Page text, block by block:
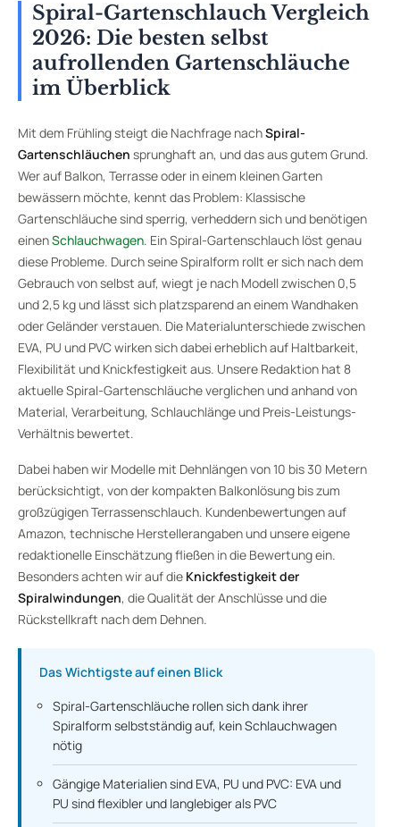
Spiral-Gartenschlauch Vergleich
2026: Die besten selbst
aufrollenden Gartenschläuche
im Überblick
Mit dem Frühling steigt die Nachfrage nachSpiral-
Gartenschläuchen sprunghaft an, und das aus gutem Grund.
Wer auf Balkon, Terrasse oder in einem kleinen Garten
bewässern möchte, kennt das Problem: Klassische
Gartenschläuche sind sperrig, verheddern sich und benötigen
einenSchlauchwagen. Ein Spiral-Gartenschlauch löst genau
diese Probleme. Durch seine Spiralform rollt er sich nach dem
Gebrauch von selbst auf, wiegt je nach Modell zwischen 0,5
und 2,5 kg und lässt sich platzsparend an einem Wandhaken
oder Geländer verstauen. Die Materialunterschiede zwischen
EVA, PU und PVC wirken sich dabei erheblich auf Haltbarkeit,
Flexibilität und Knickfestigkeit aus. Unsere Redaktion hat 8
aktuelle Spiral-Gartenschläuche verglichen und anhand von
Material, Verarbeitung, Schlauchlänge und Preis-Leistungs-
Verhältnis bewertet.
Dabei haben wir Modelle mit Dehnlängen von 10 bis 30 Metern
berücksichtigt, von der kompakten Balkonlösung bis zum
großzügigen Terrassenschlauch. Kundenbewertungen auf
Amazon, technische Herstellerangaben und unsere eigene
redaktionelle Einschätzung fließen in die Bewertung ein.
Besonders achten wir auf die Knickfestigkeit der
Spiralwindungen, die Qualität der Anschlüsse und die
Rückstellkraft nach dem Dehnen.
Das Wichtigste auf einen Blick
Spiral-Gartenschläuche rollen sich dank ihrer
Spiralform selbstständig auf, kein Schlauchwagen
nötig
Gängige Materialien sind EVA, PU und PVC: EVA und
PU sind flexibler und langlebiger als PVC